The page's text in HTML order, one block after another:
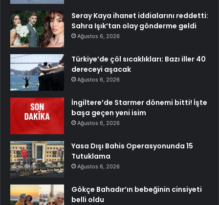
Seray Kaya ihanet iddialarını reddetti:
Sahra Işık’tan olay gönderme geldi
Ağustos 6, 2026
Türkiye’de çöl sıcaklıkları: Bazı iller 40
dereceyi aşacak
Ağustos 6, 2026
İngiltere’de Starmer dönemi bitti! İşte
başa geçen yeni isim
Ağustos 6, 2026
Yasa Dışı Bahis Operasyonunda 15
Tutuklama
Ağustos 6, 2026
Gökçe Bahadır’ın bebeğinin cinsiyeti
belli oldu